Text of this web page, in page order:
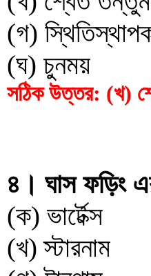
(গ)
(ঘ) চুনময়
সঠিক উত্তর: (খ)
৪। ঘাস ফড়িং
(ক) ভার্টেক্স
(খ) স্টারনাম